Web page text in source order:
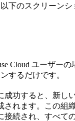
下のスクリーンシ
Cloud ユーザー
するだけです。
成功すると、新し
されます。この組
接続され、すべて